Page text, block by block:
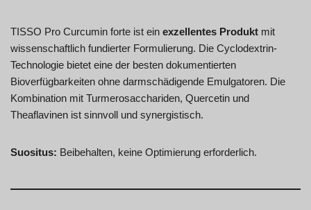
TISSO Pro Curcumin forte ist ein exzellentes Produkt mit
wissenschaftlich fundierter Formulierung. Die Cyclodextrin-
Technologie bietet eine der besten dokumentierten
Bioverfügbarkeiten ohne darmschädigende Emulgatoren. Die
Kombination mit Turmerosacchariden, Quercetin und
Theaflavinen ist sinnvoll und synergistisch.
Suositus: Beibehalten, keine Optimierung erforderlich.